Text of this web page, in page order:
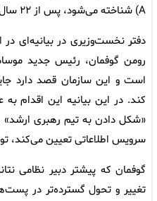
A) شناخته می‌شود، پس از ۲۲ سال خدمت، از سمت خود کنار می‌رود.
دفتر نخست‌وزیری در بیانیه‌ای در
رومن گوفمان، رئیس جدید
است و این سازمان قصد دارد
کند. در این بیانیه این اقدام
«شکل دادن به تیم رهبری ارشد»
سرویس اطلاعاتی تعیین
گوفمان که پیشتر دبیر نظامی
تغییر و تحول گسترده‌تر در